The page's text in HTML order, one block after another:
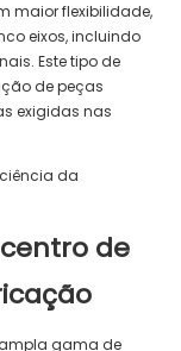
maior flexibilidade,
eixos, incluindo
Este tipo de
de peças
exigidas nas
de
gama de